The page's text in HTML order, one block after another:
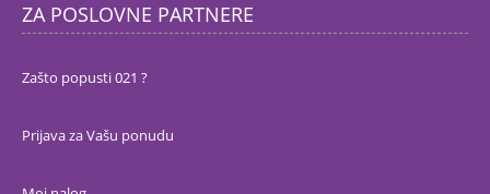
ZA POSLOVNE PARTNERE
Zašto popusti 021 ?
Prijava za Vašu ponudu